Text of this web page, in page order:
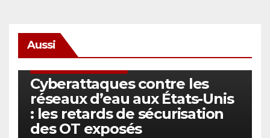
Aussi
Cyberattaques contre les
réseaux d’eau aux États-Unis
: les retards de sécurisation
des OT exposés